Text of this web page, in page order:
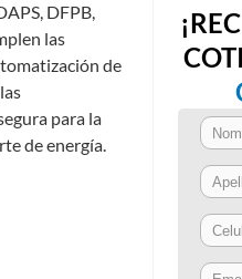
DFPB,
las
de
para la
de energía.